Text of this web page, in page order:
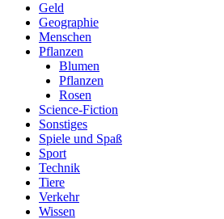
Geld
Geographie
Menschen
Pflanzen
Blumen
Pflanzen
Rosen
Science-Fiction
Sonstiges
Spiele und Spaß
Sport
Technik
Tiere
Verkehr
Wissen